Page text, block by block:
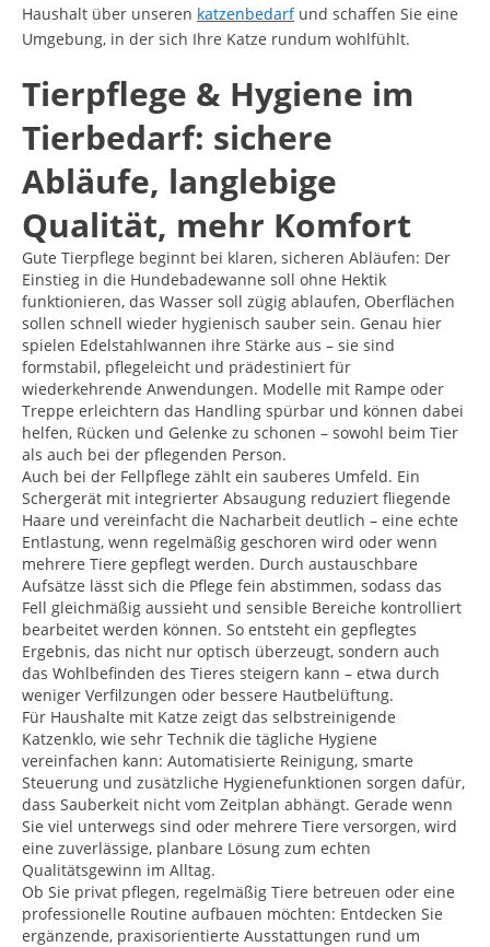
Haushalt über unseren katzenbedarfund schaffen Sie eine
Umgebung, in der sich Ihre Katze rundum wohlfühlt.
Tierpflege & Hygiene im
Tierbedarf: sichere
Abläufe, langlebige
Qualität, mehr Komfort
Gute Tierpflege beginnt bei klaren, sicheren Abläufen: Der
Einstieg in die Hundebadewanne soll ohne Hektik
funktionieren, das Wasser soll zügig ablaufen, Oberflächen
sollen schnell wieder hygienisch sauber sein. Genau hier
spielen Edelstahlwannen ihre Stärke aus – sie sind
formstabil, pflegeleicht und prädestiniert für
wiederkehrende Anwendungen. Modelle mit Rampe oder
Treppe erleichtern das Handling spürbar und können dabei
helfen, Rücken und Gelenke zu schonen – sowohl beim Tier
als auch bei der pflegenden Person.
Auch bei der Fellpflege zählt ein sauberes Umfeld. Ein
Schergerät mit integrierter Absaugung reduziert fliegende
Haare und vereinfacht die Nacharbeit deutlich – eine echte
Entlastung, wenn regelmäßig geschoren wird oder wenn
mehrere Tiere gepflegt werden. Durch austauschbare
Aufsätze lässt sich die Pflege fein abstimmen, sodass das
Fell gleichmäßig aussieht und sensible Bereiche kontrolliert
bearbeitet werden können. So entsteht ein gepflegtes
Ergebnis, das nicht nur optisch überzeugt, sondern auch
das Wohlbefinden des Tieres steigern kann – etwa durch
weniger Verfilzungen oder bessere Hautbelüftung.
Für Haushalte mit Katze zeigt das selbstreinigende
Katzenklo, wie sehr Technik die tägliche Hygiene
vereinfachen kann: Automatisierte Reinigung, smarte
Steuerung und zusätzliche Hygienefunktionen sorgen dafür,
dass Sauberkeit nicht vom Zeitplan abhängt. Gerade wenn
Sie viel unterwegs sind oder mehrere Tiere versorgen, wird
eine zuverlässige, planbare Lösung zum echten
Qualitätsgewinn im Alltag.
Ob Sie privat pflegen, regelmäßig Tiere betreuen oder eine
professionelle Routine aufbauen möchten: Entdecken Sie
ergänzende, praxisorientierte Ausstattungen rund um